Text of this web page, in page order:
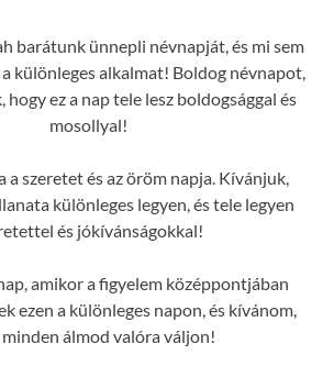
barátunk ünnepli névnapját, és mi sem
különleges alkalmat! Boldog névnapot,
hogy ez a nap tele lesz boldogsággal és
mosollyal!
a szeretet és az öröm napja. Kívánjuk,
különleges legyen, és tele legyen
és jókívánságokkal!
amikor a figyelem középpontjában
ezen a különleges napon, és kívánom,
álmod valóra váljon!